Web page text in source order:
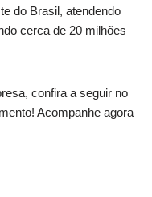
do Brasil, atendendo
cerca de 20 milhões
confira a seguir no
Acompanhe agora